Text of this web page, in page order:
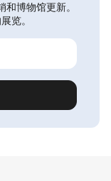
博物馆更新。
览。